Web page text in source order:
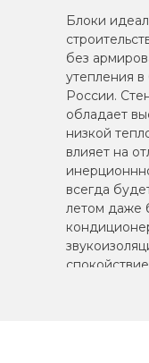
Блоки
без
утепления
России.
обладает
низкой
влияет на
всегда
летом даже